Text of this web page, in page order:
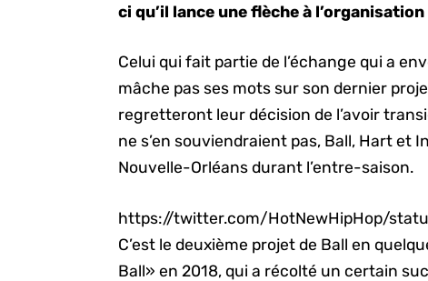
ci qu’il lance une flèche à
Celui qui fait partie de l’échange qui a
mâche pas ses mots sur son dernier
regretteront leur décision de l’avoir
ne s’en souviendraient pas, Ball, Hart et
Nouvelle-Orléans durant l’entre-saison.
https://twitter.com/HotNewHipHop/
C’est le deuxième projet de Ball en
Ball» en 2018, qui a récolté un certain